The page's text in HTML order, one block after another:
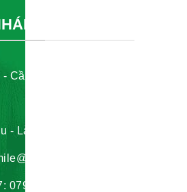
Cầu Giấy
- Lào Cai
0796 111 888